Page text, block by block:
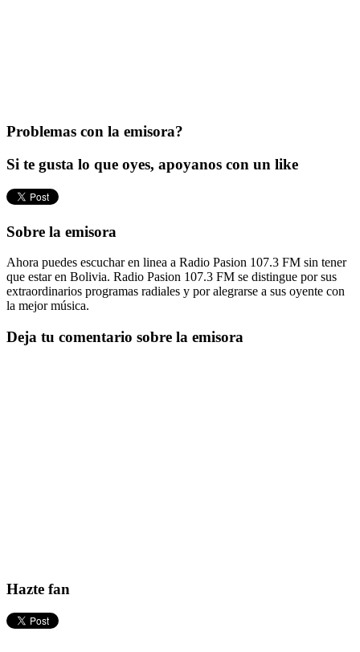
Problemas con la emisora?
Si te gusta lo que oyes, apoyanos con un like
Sobre la emisora
Ahora puedes escuchar en linea a Radio Pasion 107.3 FM sin tener
que estar en Bolivia. Radio Pasion 107.3 FM se distingue por sus
extraordinarios programas radiales y por alegrarse a sus oyente con
la mejor música.
Deja tu comentario sobre la emisora
Hazte fan